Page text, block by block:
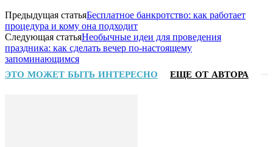
Предыдущая статьяБесплатное банкротство: как работает
процедура и кому она подходит
Следующая статьяНеобычные идеи для проведения
праздника: как сделать вечер по-настоящему
запоминающимся
ЭТО МОЖЕТ БЫТЬ ИНТЕРЕСНО ЕЩЕ ОТ АВТОРА